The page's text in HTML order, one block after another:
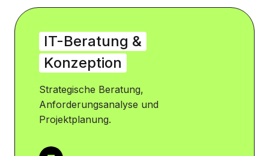
IT-Beratung &
Konzeption
Strategische Beratung,
Anforderungsanalyse und
Projektplanung.